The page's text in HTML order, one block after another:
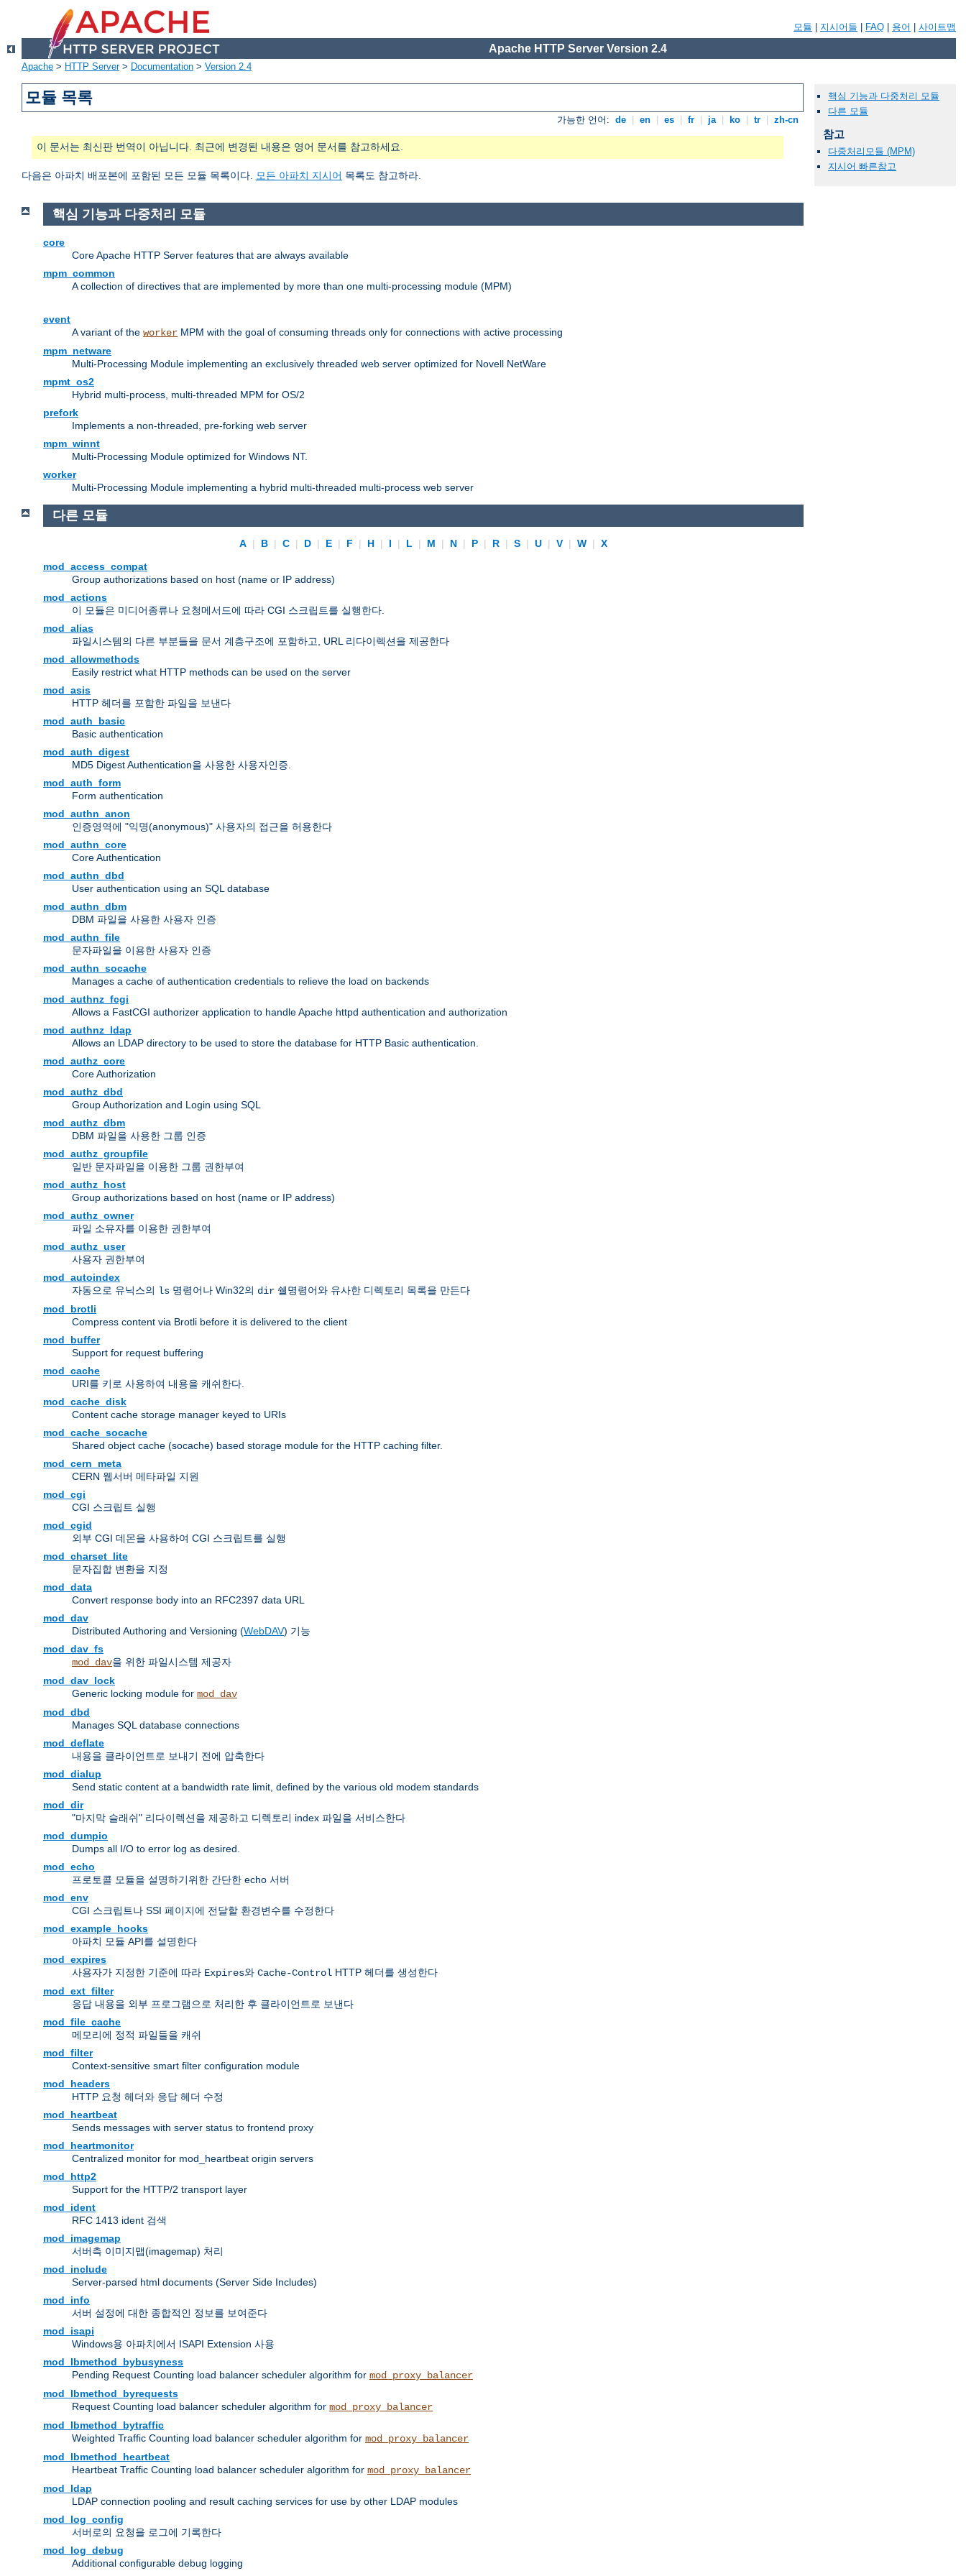
모듈 지시어들 FAQ 용어 사이트맵
Apache HTTP Server Version 2.4
Apache > HTTP Server> Documentation > Version 2.4
모듈 목록
가능한 언어: de en es fr ja ko tr zh-cn
이 문서는 최신판 번역이 아닙니다. 최근에 변경된 내용은 영어 문서를 참고하세요.
다음은 아파치 배포본에 포함된 모든 모듈 목록이다. 모든 아파치 지시어 목록도 참고하라.
핵심 기능과 다중처리 모듈
다른 모듈
참고
다중처리모듈 (MPM)
지시어 빠른참고
핵심 기능과 다중처리 모듈
core
Core Apache HTTP Server features that are always available
mpm_common
A collection of directives that are implemented by more than one multi-processing module (MPM)
event
A variant of the worker MPM with the goal of consuming threads only for connections with active processing
mpm_netware
Multi-Processing Module implementing an exclusively threaded web server optimized for Novell NetWare
mpmt_os2
Hybrid multi-process, multi-threaded MPM for OS/2
prefork
Implements a non-threaded, pre-forking web server
mpm_winnt
Multi-Processing Module optimized for Windows NT.
worker
Multi-Processing Module implementing a hybrid multi-threaded multi-process web server
다른 모듈
A | B | C | D | E | F | H | I | L | M | N | P | R | S | U | V | W |
X
mod_access_compat
Group authorizations based on host (name or IP address)
mod_actions
이 모듈은 미디어종류나 요청메서드에 따라 CGI 스크립트를 실행한다.
mod_alias
파일시스템의 다른 부분들을 문서 계층구조에 포함하고, URL 리다이렉션을 제공한다
mod_allowmethods
Easily restrict what HTTP methods can be used on the server
mod_asis
HTTP 헤더를 포함한 파일을 보낸다
mod_auth_basic
Basic authentication
mod_auth_digest
MD5 Digest Authentication을 사용한 사용자인증.
mod_auth_form
Form authentication
mod_authn_anon
인증영역에 "익명(anonymous)" 사용자의 접근을 허용한다
mod_authn_core
Core Authentication
mod_authn_dbd
User authentication using an SQL database
mod_authn_dbm
DBM 파일을 사용한 사용자 인증
mod_authn_file
문자파일을 이용한 사용자 인증
mod_authn_socache
Manages a cache of authentication credentials to relieve the load on backends
mod_authnz_fcgi
Allows a FastCGI authorizer application to handle Apache httpd authentication and authorization
mod_authnz_ldap
Allows an LDAP directory to be used to store the database for HTTP Basic authentication.
mod_authz_core
Core Authorization
mod_authz_dbd
Group Authorization and Login using SQL
mod_authz_dbm
DBM 파일을 사용한 그룹 인증
mod_authz_groupfile
일반 문자파일을 이용한 그룹 권한부여
mod_authz_host
Group authorizations based on host (name or IP address)
mod_authz_owner
파일 소유자를 이용한 권한부여
mod_authz_user
사용자 권한부여
mod_autoindex
자동으로 유닉스의 ls 명령어나 Win32의 dir 쉘명령어와 유사한 디렉토리 목록을 만든다
mod_brotli
Compress content via Brotli before it is delivered to the client
mod_buffer
Support for request buffering
mod_cache
URI를 키로 사용하여 내용을 캐쉬한다.
mod_cache_disk
Content cache storage manager keyed to URIs
mod_cache_socache
Shared object cache (socache) based storage module for the HTTP caching filter.
mod_cern_meta
CERN 웹서버 메타파일 지원
mod_cgi
CGI 스크립트 실행
mod_cgid
외부 CGI 데몬을 사용하여 CGI 스크립트를 실행
mod_charset_lite
문자집합 변환을 지정
mod_data
Convert response body into an RFC2397 data URL
mod_dav
Distributed Authoring and Versioning (WebDAV) 기능
mod_dav_fs
mod_dav을 위한 파일시스템 제공자
mod_dav_lock
Generic locking module for mod_dav
mod_dbd
Manages SQL database connections
mod_deflate
내용을 클라이언트로 보내기 전에 압축한다
mod_dialup
Send static content at a bandwidth rate limit, defined by the various old modem standards
mod_dir
"마지막 슬래쉬" 리다이렉션을 제공하고 디렉토리 index 파일을 서비스한다
mod_dumpio
Dumps all I/O to error log as desired.
mod_echo
프로토콜 모듈을 설명하기위한 간단한 echo 서버
mod_env
CGI 스크립트나 SSI 페이지에 전달할 환경변수를 수정한다
mod_example_hooks
아파치 모듈 API를 설명한다
mod_expires
사용자가 지정한 기준에 따라 Expires와 Cache-Control HTTP 헤더를 생성한다
mod_ext_filter
응답 내용을 외부 프로그램으로 처리한 후 클라이언트로 보낸다
mod_file_cache
메모리에 정적 파일들을 캐쉬
mod_filter
Context-sensitive smart filter configuration module
mod_headers
HTTP 요청 헤더와 응답 헤더 수정
mod_heartbeat
Sends messages with server status to frontend proxy
mod_heartmonitor
Centralized monitor for mod_heartbeat origin servers
mod_http2
Support for the HTTP/2 transport layer
mod_ident
RFC 1413 ident 검색
mod_imagemap
서버측 이미지맵(imagemap) 처리
mod_include
Server-parsed html documents (Server Side Includes)
mod_info
서버 설정에 대한 종합적인 정보를 보여준다
mod_isapi
Windows용 아파치에서 ISAPI Extension 사용
mod_lbmethod_bybusyness
Pending Request Counting load balancer scheduler algorithm for mod_proxy_balancer
mod_lbmethod_byrequests
Request Counting load balancer scheduler algorithm for mod_proxy_balancer
mod_lbmethod_bytraffic
Weighted Traffic Counting load balancer scheduler algorithm for mod_proxy_balancer
mod_lbmethod_heartbeat
Heartbeat Traffic Counting load balancer scheduler algorithm for mod_proxy_balancer
mod_ldap
LDAP connection pooling and result caching services for use by other LDAP modules
mod_log_config
서버로의 요청을 로그에 기록한다
mod_log_debug
Additional configurable debug logging